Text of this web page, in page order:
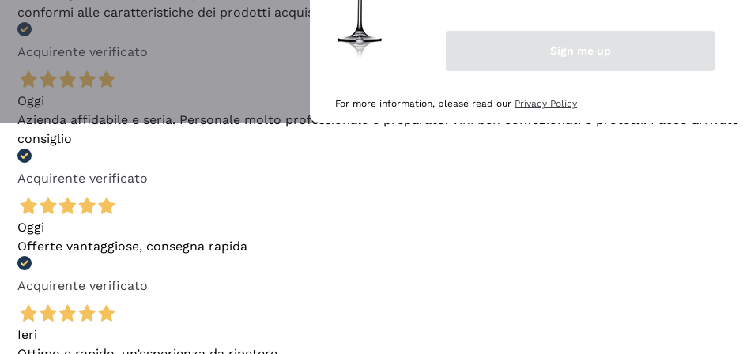
conformi alle caratteristiche dei prodotti acquistati
Acquirente verificato
Oggi
Azienda affidabile e seria. Personale molto professionale e preparato. Vini ben confezionati e protetti. Pacco
consiglio
Acquirente verificato
Oggi
Offerte vantaggiose, consegna rapida
Acquirente verificato
Ieri
Sign me up
For more information, please read our Privacy Policy